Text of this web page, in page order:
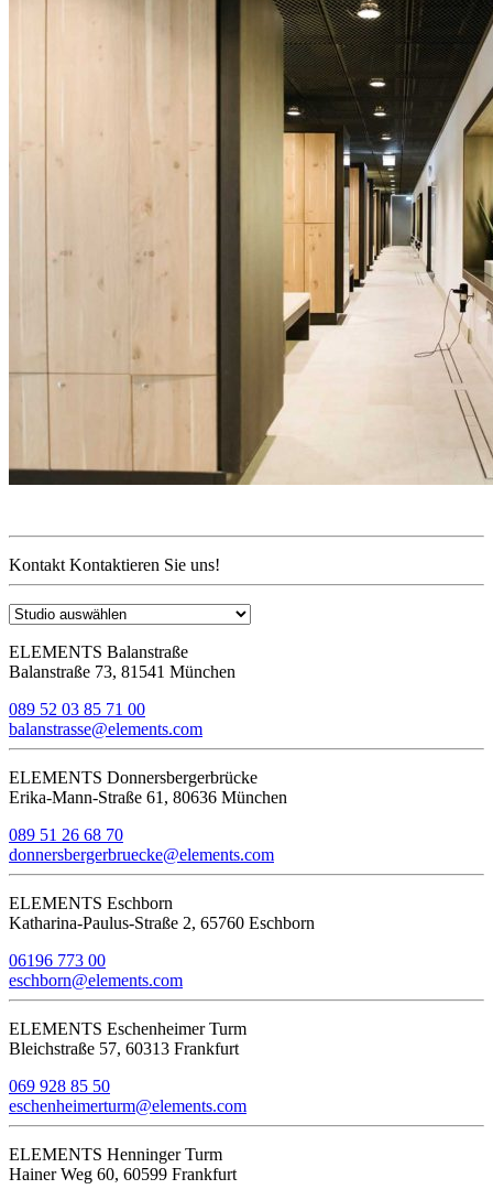
Kontakt Kontaktieren Sie uns!
ELEMENTS Balanstraße
Balanstraße 73, 81541 München
089 52 03 85 71 00
balanstrasse@elements.com
ELEMENTS Donnersbergerbrücke
Erika-Mann-Straße 61, 80636 München
089 51 26 68 70
donnersbergerbruecke@elements.com
ELEMENTS Eschborn
Katharina-Paulus-Straße 2, 65760 Eschborn
06196 773 00
eschborn@elements.com
ELEMENTS Eschenheimer Turm
Bleichstraße 57, 60313 Frankfurt
069 928 85 50
eschenheimerturm@elements.com
ELEMENTS Henninger Turm
Hainer Weg 60, 60599 Frankfurt